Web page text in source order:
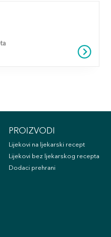
PROIZVODI
Lijekovi na ljekarski recept
Lijekovi bez ljekarskog recepta
Dodaci prehrani